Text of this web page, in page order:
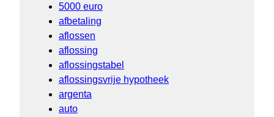
5000 euro
afbetaling
aflossen
aflossing
aflossingstabel
aflossingsvrije hypotheek
argenta
auto